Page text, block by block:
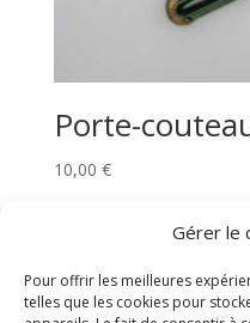
Gérer le
Pour offrir les meilleures
telles que les cookies pour
Porte-
10,00 €